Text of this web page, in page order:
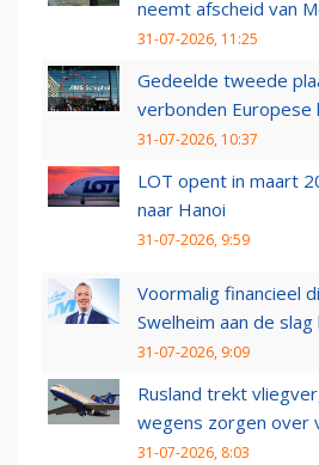
neemt afscheid van
31-07-2026, 11:25
Gedeelde tweede
verbonden Europese
31-07-2026, 10:37
LOT opent in maart
naar Hanoi
31-07-2026, 9:59
Voormalig financieel
Swelheim aan de slag
31-07-2026, 9:09
Rusland trekt
wegens zorgen over
31-07-2026, 8:03